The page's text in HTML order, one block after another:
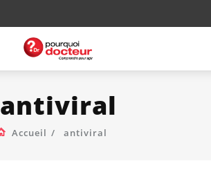
antiviral
Accueil antiviral